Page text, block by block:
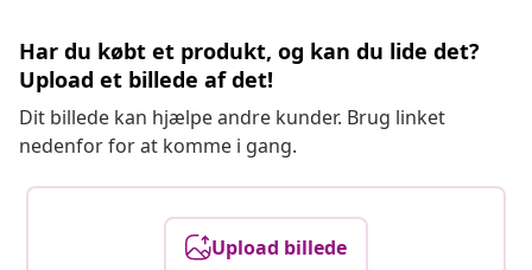
Har du købt et produkt, og kan du lide det?
Upload et billede af det!
Dit billede kan hjælpe andre kunder. Brug linket
nedenfor for at komme i gang.
Upload billede